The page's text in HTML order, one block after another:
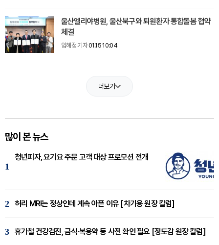
울산엘리야병원, 울산북구와 퇴원환자 통합돌봄 협약
체결
임혜정 기자01.15 10:04
더보기
많이 본 뉴스
1
청년피자, 요기요 주문 고객 대상 프로모션 전개
2 허리 MRI는 정상인데 계속 아픈 이유 [차기용 원장 칼럼]
3 휴가철 건강검진, 금식·복용약 등 사전 확인 필요 [정도감 원장 칼럼]